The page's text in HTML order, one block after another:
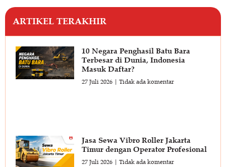
ARTIKEL TERAKHIR
10 Negara Penghasil Batu Bara
Terbesar di Dunia, Indonesia
Masuk Daftar?
27 Juli 2026 Tidak ada komentar
Jasa Sewa Vibro Roller Jakarta
Timur dengan Operator Profesional
27 Juli 2026 Tidak ada komentar